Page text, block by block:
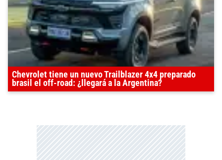
Chevrolet tiene un nuevo Trailblazer 4x4 preparado
brasil el off-road: ¿llegará a la Argentina?